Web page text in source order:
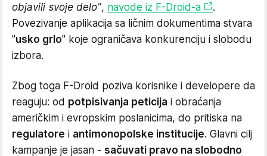
objavili svoje delo", navode iz F-Droid-a
.
Povezivanje aplikacija sa ličnim dokumentima stvara
"usko grlo" koje ograničava konkurenciju i slobodu
izbora.
Zbog toga F-Droid poziva korisnike i developere da
reaguju: od potpisivanja peticija i obraćanja
američkim i evropskim poslanicima, do pritiska na
regulatore i antimonopolske institucije. Glavni cilj
kampanje je jasan - sačuvati pravo na slobodno